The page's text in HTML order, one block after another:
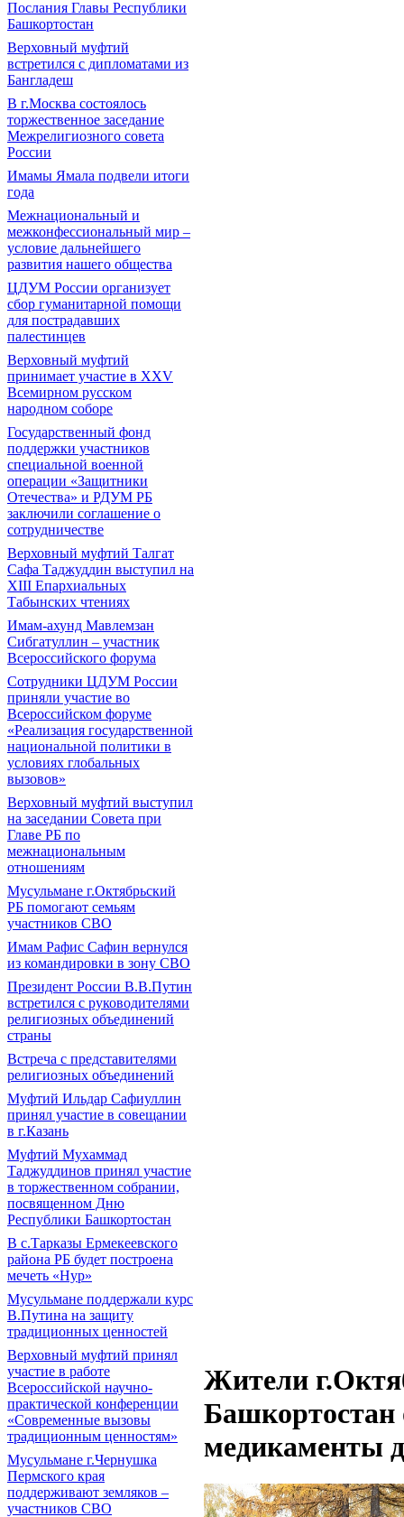
Послания Главы Республики
Башкортостан
Верховный муфтий
встретился с дипломатами из
Бангладеш
В г.Москва состоялось
торжественное заседание
Межрелигиозного совета
России
Имамы Ямала подвели итоги
года
Межнациональный и
межконфессиональный мир –
условие дальнейшего
развития нашего общества
ЦДУМ России организует
сбор гуманитарной помощи
для пострадавших
палестинцев
Верховный муфтий
принимает участие в XXV
Всемирном русском
народном соборе
Государственный фонд
поддержки участников
специальной военной
операции «Защитники
Отечества» и РДУМ РБ
заключили соглашение о
сотрудничестве
Верховный муфтий Талгат
Сафа Таджуддин выступил на
ХIII Епархиальных
Табынских чтениях
Имам-ахунд Мавлемзан
Сибгатуллин – участник
Всероссийского форума
Сотрудники ЦДУМ России
приняли участие во
Всероссийском форуме
«Реализация государственной
национальной политики в
условиях глобальных
вызовов»
Верховный муфтий выступил
на заседании Совета при
Главе РБ по
межнациональным
отношениям
Мусульмане г.Октябрьский
РБ помогают семьям
участников СВО
Имам Рафис Сафин вернулся
из командировки в зону СВО
Президент России В.В.Путин
встретился с руководителями
религиозных объединений
страны
Встреча с представителями
религиозных объединений
Муфтий Ильдар Сафиуллин
принял участие в совещании
в г.Казань
Муфтий Мухаммад
Таджуддинов принял участие
в торжественном собрании,
посвященном Дню
Республики Башкортостан
В с.Тарказы Ермекеевского
района РБ будет построена
мечеть «Нур»
Мусульмане поддержали курс
В.Путина на защиту
традиционных ценностей
Верховный муфтий принял
участие в работе
Всероссийской научно-
практической конференции
«Современные вызовы
традиционным ценностям»
Мусульмане г.Чернушка
Пермского края
поддерживают земляков –
участников СВО
Жители
Башкортостан
медикаменты